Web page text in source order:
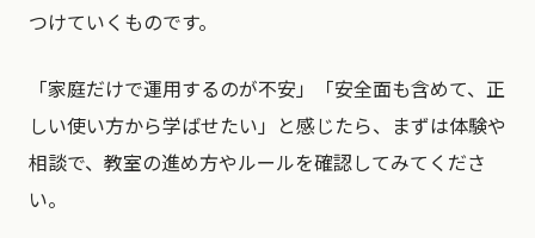
つけていくものです。
「家庭だけで運用するのが不安」「安全面も含めて、正
しい使い方から学ばせたい」と感じたら、まずは体験や
相談で、教室の進め方やルールを確認してみてくださ
い。